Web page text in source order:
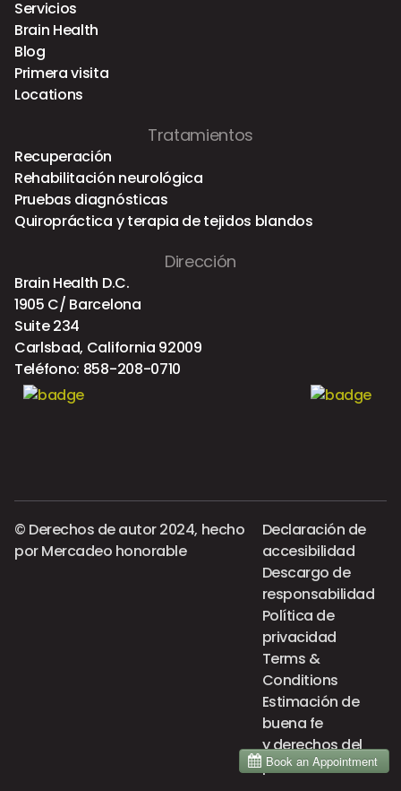
Servicios
Brain Health
Blog
Primera visita
Locations
Tratamientos
Recuperación
Rehabilitación neurológica
Pruebas diagnósticas
Quiropráctica y terapia de tejidos blandos
Dirección
Brain Health D.C.
1905 C/ Barcelona
Suite 234
Carlsbad, California 92009
Teléfono: 858-208-0710
© Derechos de autor 2024, hecho
porMercadeo honorable
Declaración de
accesibilidad
Descargo de
responsabilidad
Política de
privacidad
Terms &
Conditions
Estimación de
buena fe
y derechos del
paciente